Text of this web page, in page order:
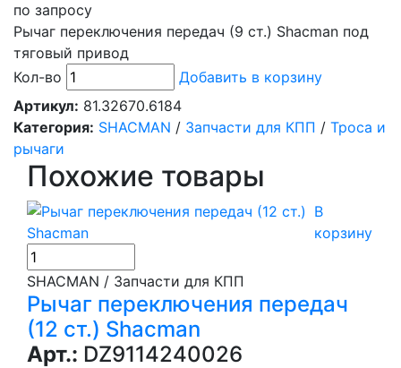
по запросу
Рычаг переключения передач (9 ст.) Shacman под
тяговый привод
Кол-во
Добавить в корзину
Артикул: 81.32670.6184
Категория: SHACMAN / Запчасти для КПП / Троса и
рычаги
Похожие товары
В
корзину
SHACMAN / Запчасти для КПП
Рычаг переключения передач
(12 ст.) Shacman
Арт.: DZ9114240026